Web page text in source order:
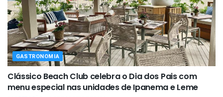
GASTRONOMIA
Clássico Beach Club celebra o Dia dos Pais com
menu especial nas unidades de Ipanema e Leme